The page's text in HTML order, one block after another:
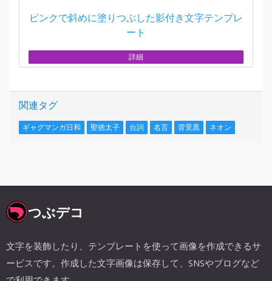
ピンクで斜めに塗りつぶした影付き文字テンプレ
ート
詳細
関連タグ
ギャグマンガ日和 聖徳太子 台詞 名言 背景黒 ネオン
つぶデコ
文字を装飾したり、テンプレートを使って画像を作成できるサ
ービスです。作成した文字画像は保存して、SNSやブログなど